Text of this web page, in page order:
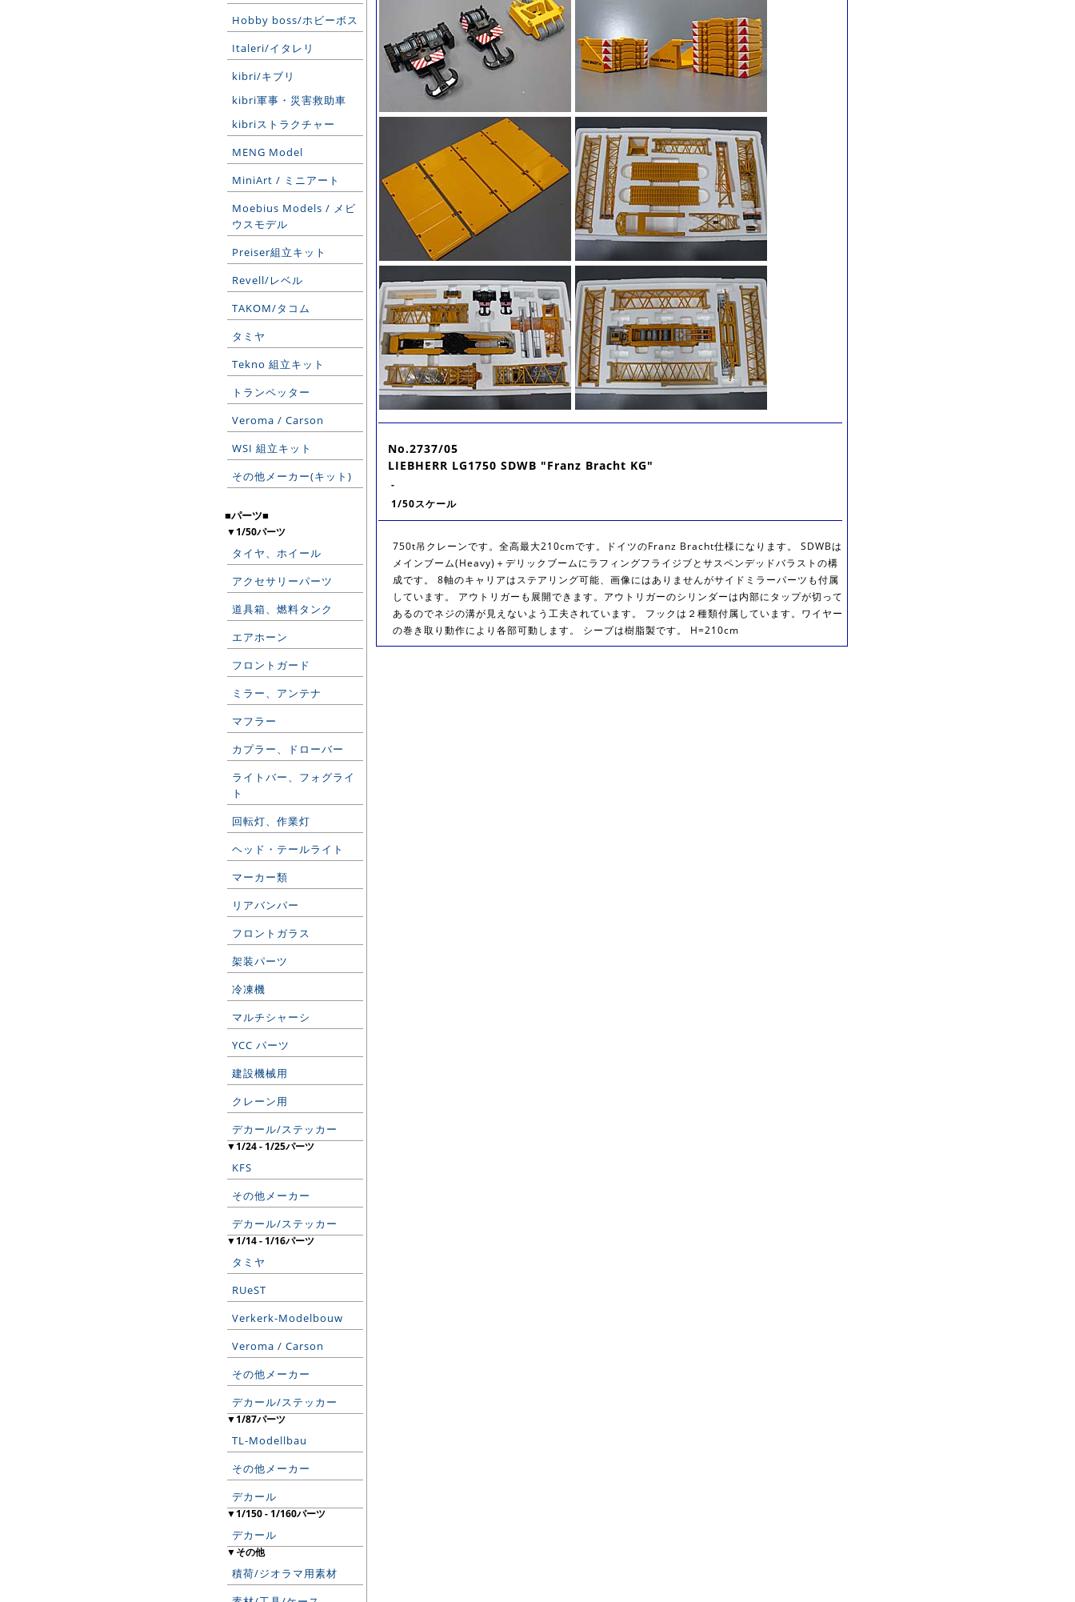
Hobby boss/ホビーボス
Italeri/イタレリ
kibri/キブリ
kibri軍事・災害救助車
kibriストラクチャー
MENG Model
MiniArt / ミニアート
Moebius Models / メビ
ウスモデル
Preiser組立キット
Revell/レベル
TAKOM/タコム
タミヤ
Tekno 組立キット
トランペッター
Veroma / Carson
WSI 組立キット
その他メーカー(キット)
■パーツ■
▼1/50パーツ
タイヤ、ホイール
アクセサリーパーツ
道具箱、燃料タンク
エアホーン
フロントガード
ミラー、アンテナ
マフラー
カプラー、ドローバー
ライトバー、フォグライ
ト
回転灯、作業灯
ヘッド・テールライト
マーカー類
リアバンパー
フロントガラス
架装パーツ
冷凍機
マルチシャーシ
YCC パーツ
建設機械用
クレーン用
デカール/ステッカー
▼1/24 - 1/25パーツ
KFS
その他メーカー
デカール/ステッカー
▼1/14 - 1/16パーツ
タミヤ
RUeST
Verkerk-Modelbouw
Veroma / Carson
その他メーカー
デカール/ステッカー
▼1/87パーツ
TL-Modellbau
その他メーカー
デカール
▼1/150 - 1/160パーツ
デカール
▼その他
積荷/ジオラマ用素材
No.2737/05
LIEBHERR LG1750 SDWB "Franz Bracht KG"
-
1/50スケール
750t吊クレーンです。全高最大210cmです。ドイツのFranz Bracht仕様になります。 SDWBは
メインブーム(Heavy)＋デリックブームにラフィングフライジブとサスペンデッドバラストの構
成です。 8軸のキャリアはステアリング可能、画像にはありませんがサイドミラーパーツも付属
しています。 アウトリガーも展開できます。アウトリガーのシリンダーは内部にタップが切って
あるのでネジの溝が見えないよう工夫されています。 フックは２種類付属しています。ワイヤー
の巻き取り動作により各部可動します。 シーブは樹脂製です。 H=210cm